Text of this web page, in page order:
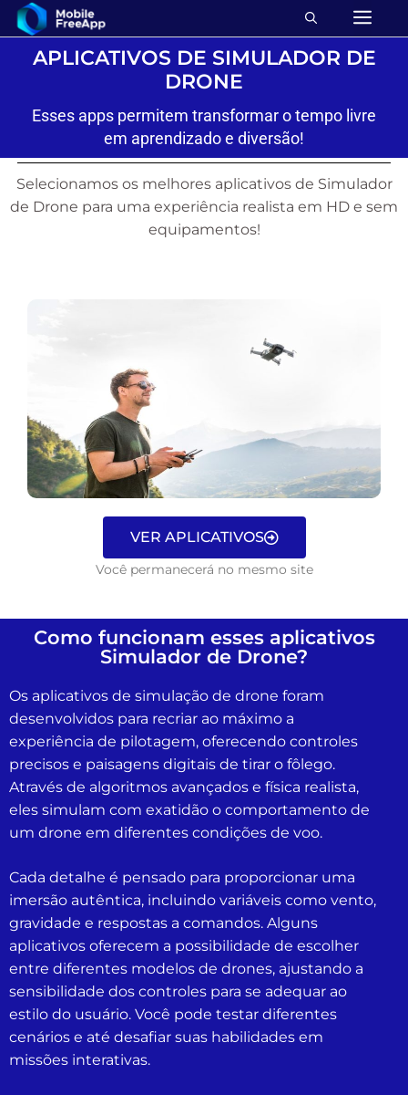
APLICATIVOS DE SIMULADOR DE
DRONE
Esses apps permitem transformar o tempo livre
em aprendizado e diversão!
Selecionamos os melhores aplicativos de Simulador
de Drone para uma experiência realista em HD e sem
equipamentos!
VER APLICATIVOS
Você permanecerá no mesmo site
Como funcionam esses aplicativos
Simulador de Drone?
Os aplicativos de simulação de drone foram
desenvolvidos para recriar ao máximo a
experiência de pilotagem, oferecendo controles
precisos e paisagens digitais de tirar o fôlego.
Através de algoritmos avançados e física realista,
eles simulam com exatidão o comportamento de
um drone em diferentes condições de voo.
Cada detalhe é pensado para proporcionar uma
imersão autêntica, incluindo variáveis como vento,
gravidade e respostas a comandos. Alguns
aplicativos oferecem a possibilidade de escolher
entre diferentes modelos de drones, ajustando a
sensibilidade dos controles para se adequar ao
estilo do usuário. Você pode testar diferentes
cenários e até desafiar suas habilidades em
missões interativas.